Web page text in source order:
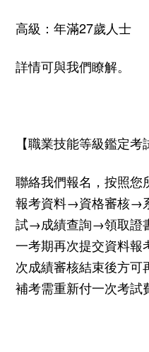
高級：年滿27歲人士
詳情可與我們瞭解。
【職業技能等級鑑定考
聯絡我們報名，按照
報考資料→資格審核→
試→成績查詢→領取證
一考期再次提交資料報
次成績審核結束後方可
補考需重新付一次考試